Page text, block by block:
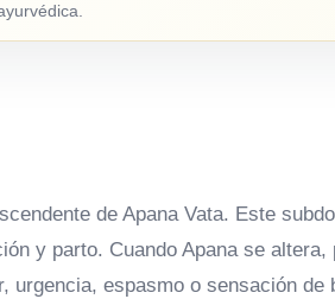
de Apana Vata. Este
y parto. Cuando Apana se altera,
urgencia, espasmo o sensación de